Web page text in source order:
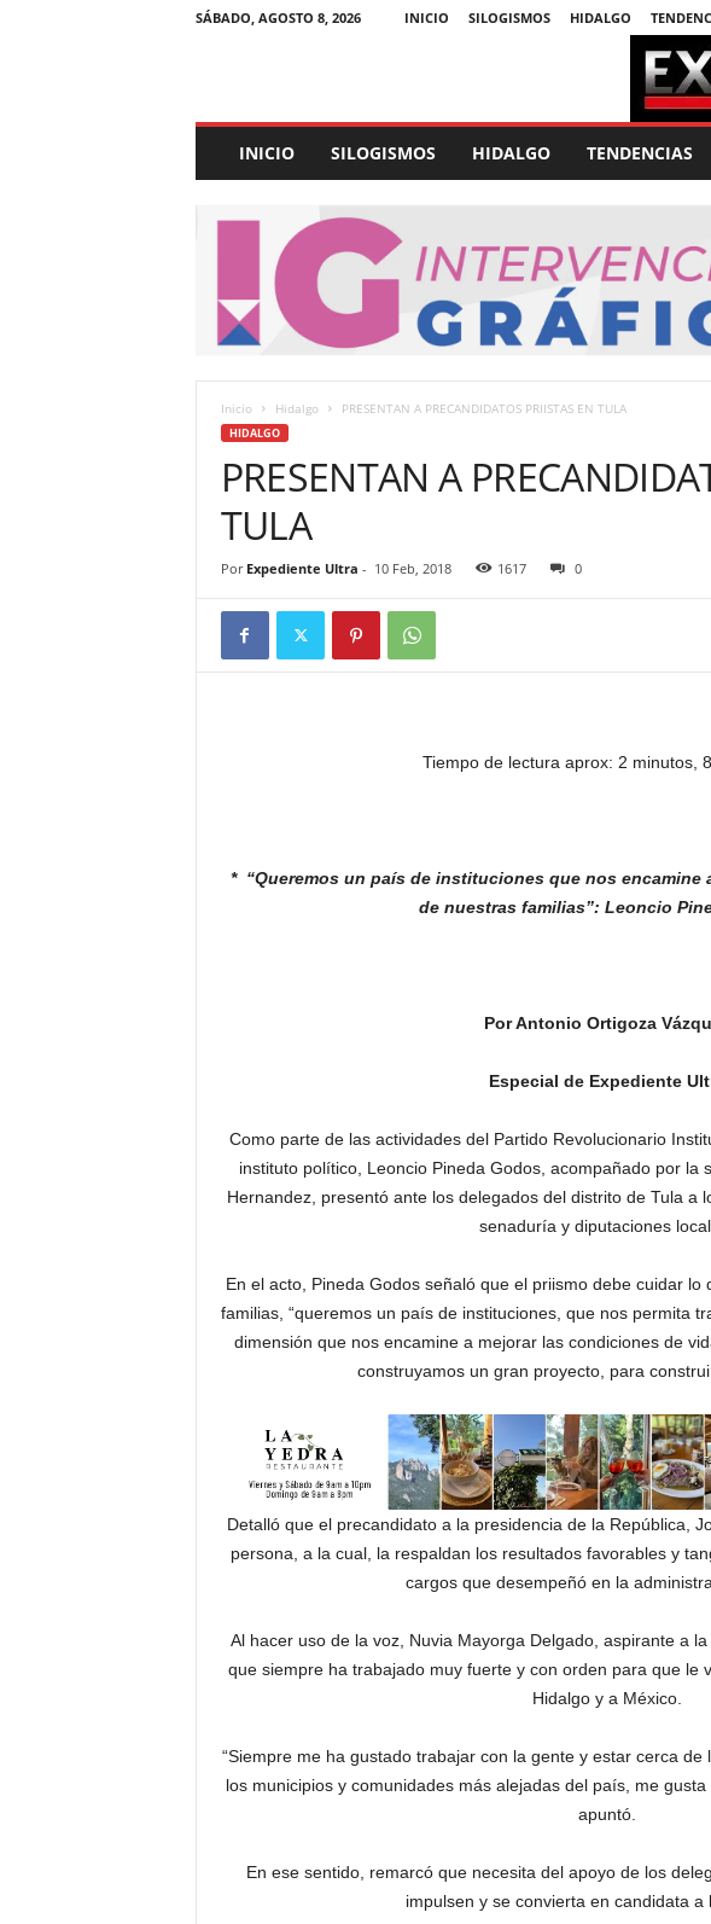
SÁBADO, AGOSTO 8, 2026 INICIO SILOGISMOS HIDALGO
p
e
U
INICIO SILOGISMOS HIDALGO TENDENCIAS
Inicio Hidalgo PRESENTAN A PRECANDIDATOS PRIISTAS EN TULA
HIDALGO
PRESENTAN A
TULA
Por Expediente Ultra - 10 Feb, 2018 1617 0
Tiempo de lectura aprox: 2 minutos,
* “Queremos un país de instituciones que nos encamine
de nuestras familias”: Leoncio
Por Antonio Ortigoza
Especial de Expediente
Como parte de las actividades del Partido Revolucionario
instituto político, Leoncio Pineda Godos, acompañado por la
Hernandez, presentó ante los delegados del distrito de Tula a
senaduría y diputaciones
En el acto, Pineda Godos señaló que el priismo debe cuidar
familias, “queremos un país de instituciones, que nos permita
dimensión que nos encamine a mejorar las condiciones de
construyamos un gran proyecto, para
Detalló que el precandidato a la presidencia de la República,
persona, a la cual, la respaldan los resultados favorables y
cargos que desempeñó en la
Al hacer uso de la voz, Nuvia Mayorga Delgado, aspirante a
que siempre ha trabajado muy fuerte y con orden para que le
Hidalgo y a México.
“Siempre me ha gustado trabajar con la gente y estar cerca
los municipios y comunidades más alejadas del país, me
apuntó.
En ese sentido, remarcó que necesita del apoyo de los
impulsen y se convierta en candidata a